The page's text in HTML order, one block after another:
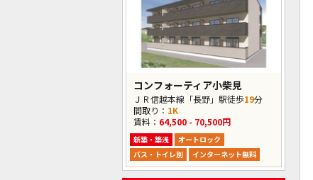
コンフォーティア小柴見
ＪＲ信越本線「長野」駅徒歩19分
間取り： 1K
賃料： 64,500 - 70,500円
新築・築浅
オートロック
バス・トイレ別
インターネット無料